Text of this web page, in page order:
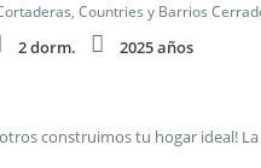
Countries y Barrios
2 dorm. 2025 años